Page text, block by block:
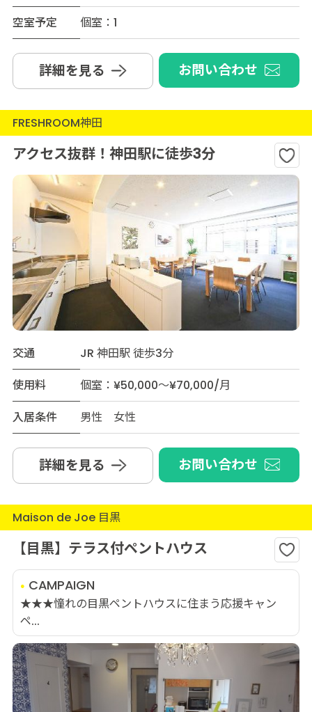
空室予定
個室：1
詳細を見る お問い合わせ
FRESHROOM神田
アクセス抜群！神田駅に徒歩3分
交通
JR 神田駅 徒歩3分
使用料
個室：¥50,000～¥70,000/月
入居条件
男性 女性
詳細を見る お問い合わせ
Maison de Joe 目黒
【目黒】テラス付ペントハウス
CAMPAIGN
★★★憧れの目黒ペントハウスに住まう応援キャン
ペ...